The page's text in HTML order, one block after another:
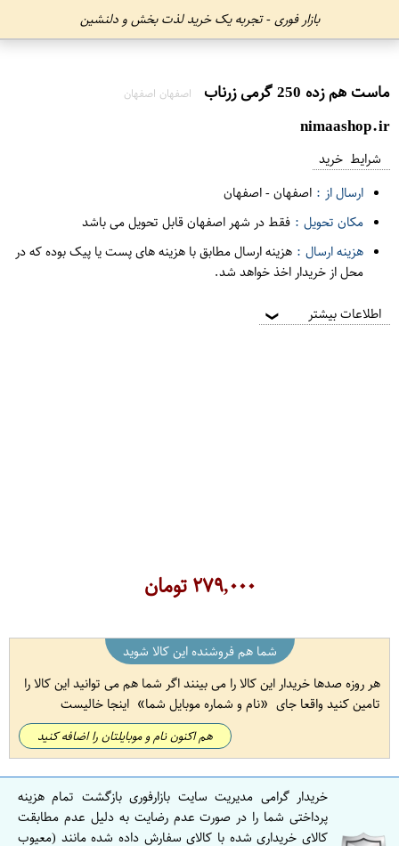
بازار فوری - تجربه یک خرید لذت بخش و دلنشین
ماست هم زده 250 گرمی زرناب اصفهان اصفهان
nimaashop.ir
شرایط خرید
ارسال از : اصفهان-اصفهان
مکان تحویل : فقط در شهر اصفهان قابل تحویل می باشد
هزینه ارسال : هزینه ارسال مطابق با هزینه های پست یا پیک بوده که در
محل از خریدار اخذ خواهد شد.
اطلاعات بیشتر ❯
۲۷۹,۰۰۰تومان
شما هم فروشنده این کالا شوید
هر روزه صدها خریدار این کالا را می بینند اگر شما هم می توانید این کالا را
تامین کنید واقعا جای
نام و شماره موبایل شما اینجا خالیست
هم اکنون نام و موبایلتان را اضافه کنید
خریدار گرامی مدیریت سایت بازارفوری بازگشت تمام هزینه
پرداختی شما را در صورت عدم رضایت به دلیل عدم مطابقت
کالای خریداری شده با کالای سفارش داده شده مانند (معیوب